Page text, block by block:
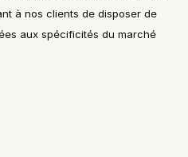
à nos clients de disposer de
aux spécificités du marché